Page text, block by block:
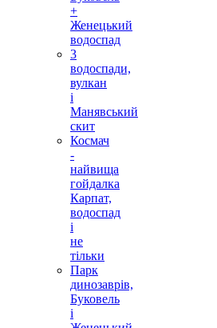
+
Женецький
водоспад
3
водоспади,
вулкан
і
Манявський
скит
Космач
-
найвища
гойдалка
Карпат,
водоспад
і
не
тільки
Парк
динозаврів,
Буковель
і